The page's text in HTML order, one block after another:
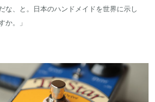
な、と。日本のハンドメイドを世界に示し
か。」